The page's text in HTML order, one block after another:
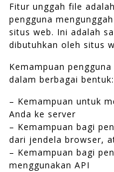
Fitur unggah file
pengguna
situs web. Ini adalah
dibutuhkan oleh situs
Kemampuan
dalam berbagai bentuk:
– Kemampuan untuk
Anda ke server
– Kemampuan bagi
dari jendela browser,
– Kemampuan bagi
menggunakan API